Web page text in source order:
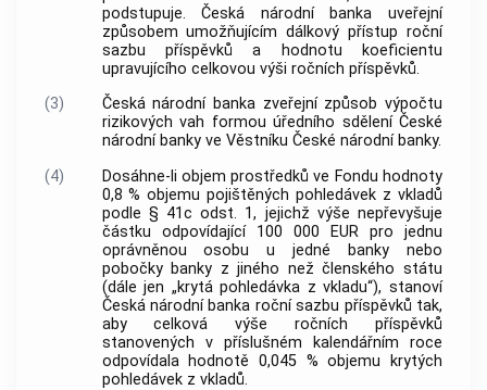
podstupuje. Česká národní banka uveřejní
způsobem umožňujícím dálkový přístup roční
sazbu příspěvků a hodnotu koeficientu
upravujícího celkovou výši ročních příspěvků.
(3)
Česká národní banka zveřejní způsob výpočtu
rizikových vah formou úředního sdělení České
národní banky ve Věstníku České národní banky.
(4)
Dosáhne-li objem prostředků ve Fondu hodnoty
0,8 % objemu pojištěných pohledávek z vkladů
podle § 41c odst. 1, jejichž výše nepřevyšuje
částku odpovídající 100 000 EUR pro jednu
oprávněnou osobu u jedné banky nebo
pobočky banky z jiného než členského státu
(dále jen „krytá pohledávka z vkladu“), stanoví
Česká národní banka roční sazbu příspěvků tak,
aby celková výše ročních příspěvků
stanovených v příslušném kalendářním roce
odpovídala hodnotě 0,045 % objemu krytých
pohledávek z vkladů.